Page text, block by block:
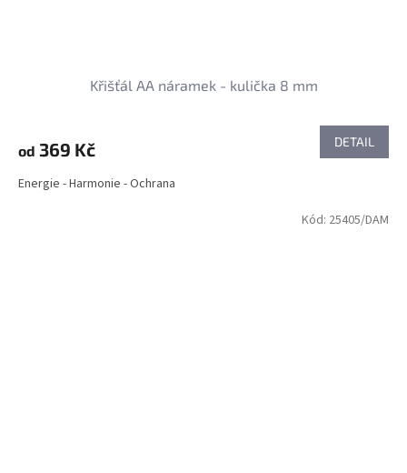
Křišťál AA náramek - kulička 8 mm
od 369 Kč DETAIL
Energie - Harmonie - Ochrana
Kód: 25405/DAM